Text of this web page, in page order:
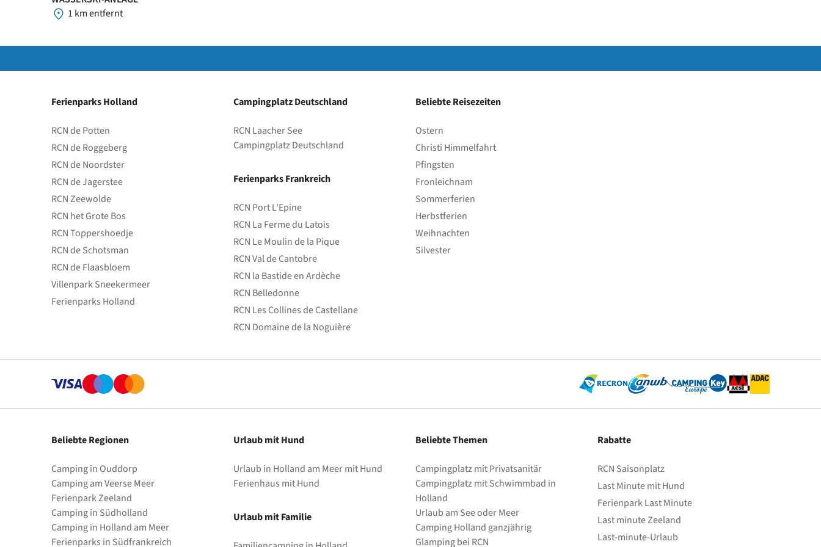
1 km entfernt
Ferienparks Holland
RCN de Potten
RCN de Roggeberg
RCN de Noordster
RCN de Jagerstee
RCN Zeewolde
RCN het Grote Bos
RCN Toppershoedje
RCN de Schotsman
RCN de Flaasbloem
Villenpark Sneekermeer
Ferienparks Holland
Campingplatz Deutschland
RCN Laacher See
Campingplatz Deutschland
Ferienparks Frankreich
RCN Port L'Epine
RCN La Ferme du Latois
RCN Le Moulin de la Pique
RCN Val de Cantobre
RCN la Bastide en Ardèche
RCN Belledonne
RCN Les Collines de Castellane
RCN Domaine de la Noguière
Beliebte Reisezeiten
Ostern
Christi Himmelfahrt
Pfingsten
Fronleichnam
Sommerferien
Herbstferien
Weihnachten
Silvester
Beliebte Regionen
Camping in Ouddorp
Camping am Veerse Meer
Ferienpark Zeeland
Camping in Südholland
Camping in Holland am Meer
Ferienparks in Südfrankreich
Urlaub mit Hund
Urlaub in Holland am Meer mit Hund
Ferienhaus mit Hund
Urlaub mit Familie
Beliebte Themen
Campingplatz mit Privatsanitär
Campingplatz mit Schwimmbad in
Holland
Urlaub am See oder Meer
Camping Holland ganzjährig
Glamping bei RCN
Rabatte
RCN Saisonplatz
Last Minute mit Hund
Ferienpark Last Minute
Last minute Zeeland
Last-minute-Urlaub